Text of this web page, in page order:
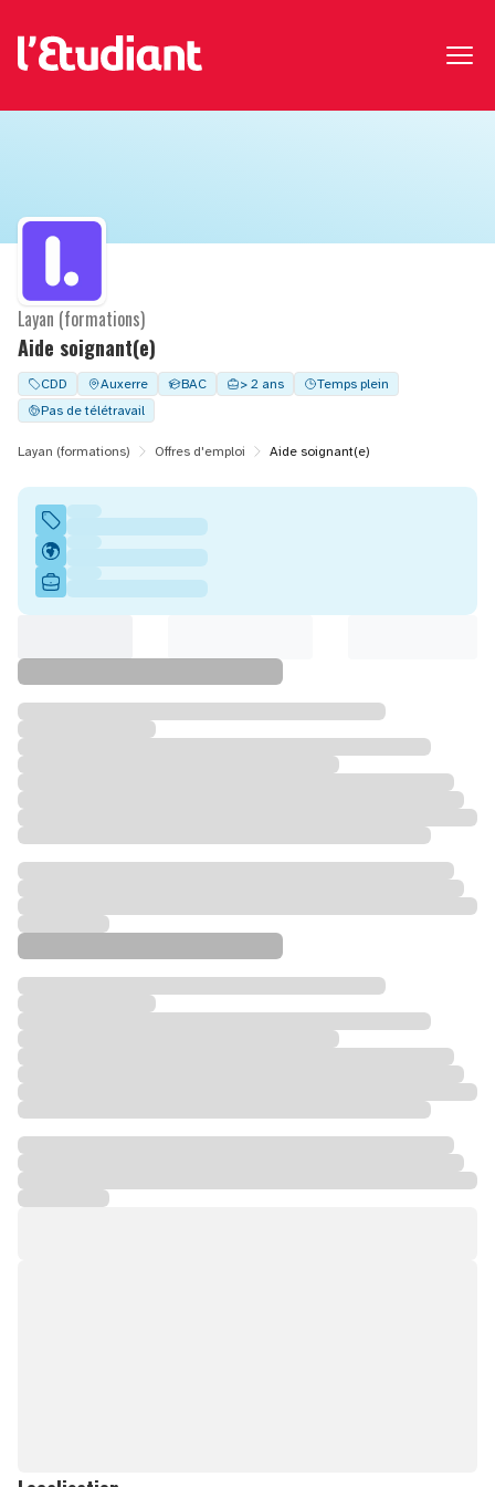
Aide soignant(e)
Layan (formations)
CDD Auxerre BAC > 2 ans
Temps plein
Pas de télétravail
Layan (formations) Offres d'emploi Aide soignant(e)